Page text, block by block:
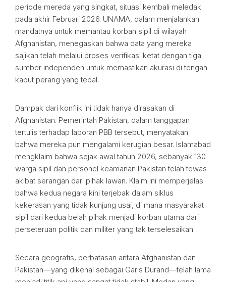
periode mereda yang singkat, situasi kembali meledak
pada akhir Februari 2026. UNAMA, dalam menjalankan
mandatnya untuk memantau korban sipil di wilayah
Afghanistan, menegaskan bahwa data yang mereka
sajikan telah melalui proses verifikasi ketat dengan tiga
sumber independen untuk memastikan akurasi di tengah
kabut perang yang tebal.
Dampak dari konflik ini tidak hanya dirasakan di
Afghanistan. Pemerintah Pakistan, dalam tanggapan
tertulis terhadap laporan PBB tersebut, menyatakan
bahwa mereka pun mengalami kerugian besar. Islamabad
mengklaim bahwa sejak awal tahun 2026, sebanyak 130
warga sipil dan personel keamanan Pakistan telah tewas
akibat serangan dari pihak lawan. Klaim ini memperjelas
bahwa kedua negara kini terjebak dalam siklus
kekerasan yang tidak kunjung usai, di mana masyarakat
sipil dari kedua belah pihak menjadi korban utama dari
perseteruan politik dan militer yang tak terselesaikan.
Secara geografis, perbatasan antara Afghanistan dan
Pakistan—yang dikenal sebagai Garis Durand—telah lama